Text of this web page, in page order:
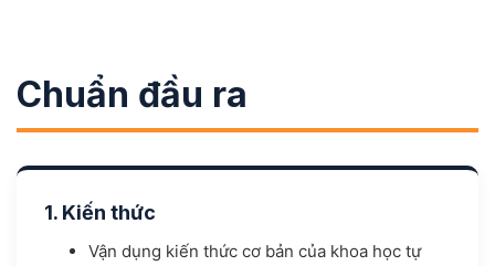
Chuẩn đầu ra
1. Kiến thức
Vận dụng kiến thức cơ bản của khoa học tự